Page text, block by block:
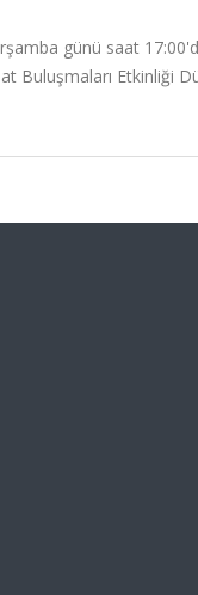
günü saat
Buluşmaları Etkinliği